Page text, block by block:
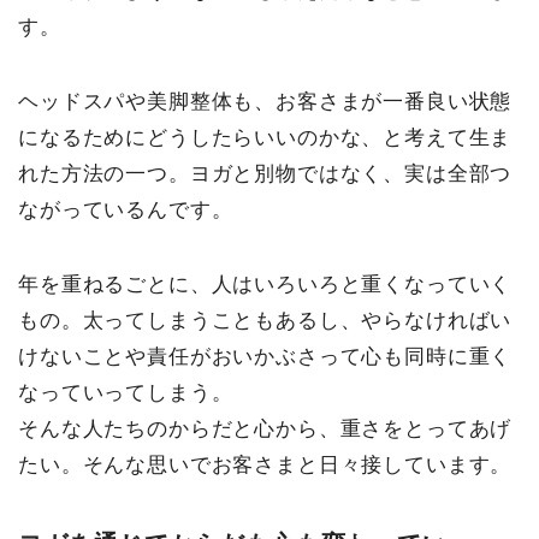
す。
ヘッドスパや美脚整体も、お客さまが一番良い状態
になるためにどうしたらいいのかな、と考えて生ま
れた方法の一つ。ヨガと別物ではなく、実は全部つ
ながっているんです。
年を重ねるごとに、人はいろいろと重くなっていく
もの。太ってしまうこともあるし、やらなければい
けないことや責任がおいかぶさって心も同時に重く
なっていってしまう。
そんな人たちのからだと心から、重さをとってあげ
たい。そんな思いでお客さまと日々接しています。